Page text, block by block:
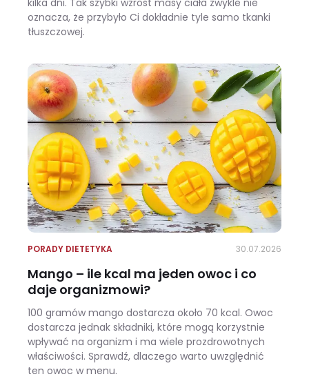
oznacza, że przybyło Ci dokładnie tyle samo tkanki
tłuszczowej.
PORADY DIETETYKA 30.07.2026
Mango – ile kcal ma jeden owoc i co
daje organizmowi?
100 gramów mango dostarcza około 70 kcal. Owoc
dostarcza jednak składniki, które mogą korzystnie
wpływać na organizm i ma wiele prozdrowotnych
właściwości. Sprawdź, dlaczego warto uwzględnić
ten owoc w menu.